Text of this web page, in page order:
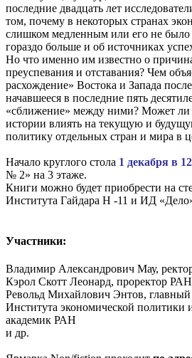
последние двадцать лет
том, почему в некоторых странах
слишком медленным или его не было
гораздо больше и об источниках
Но что именно им известно о
преуспевания и отставания? Чем
расхождение» Востока и Запада
начавшееся в последние пять
«сближение» между ними? Может ли
истории влиять на текущую и
политику отдельных стран и мира в
Начало круглого стола 1 декабря в
№ 2» на 3 этаже.
Книги можно будет приобрести на
Института Гайдара Н -11 и ИД
Участники:
Владимир Александрович Мау,
Кэрол Скотт Леонард, проректор
Револьд Михайлович Энтов,
Института экономической политики
академик РАН
и др.